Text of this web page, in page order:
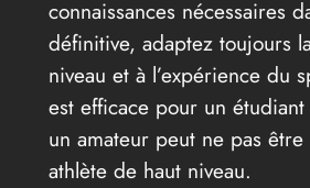
connaissances nécessaires
définitive, adaptez toujours
niveau et à l’expérience du
est efficace pour un étudiant
un amateur peut ne pas
athlète de haut niveau.